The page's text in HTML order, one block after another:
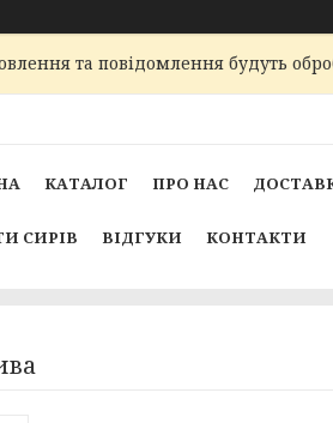
та повідомлення будуть
КАТАЛОГ ПРО НАС
СИРІВ ВІДГУКИ КОНТАКТИ